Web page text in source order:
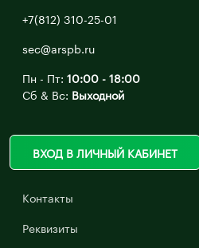
+7(812) 310-25-01
sec@arspb.ru
Пн - Пт: 10:00 - 18:00
Сб & Вс: Выходной
ВХОД В ЛИЧНЫЙ КАБИНЕТ
Контакты
Реквизиты